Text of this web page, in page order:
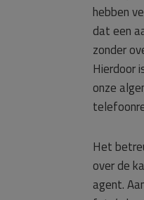
hebben
dat een
zonder
Hierdoor
onze
Het
over de
agent.